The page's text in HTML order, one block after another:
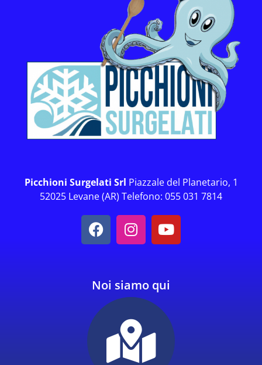
Picchioni Surgelati Srl Piazzale del Planetario, 1
52025 Levane (AR) Telefono: 055 031 7814
Noi siamo qui